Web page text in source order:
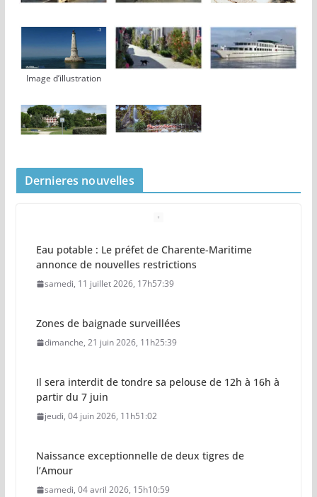
Image d’illustration
Dernieres nouvelles
Eau potable : Le préfet de Charente-Maritime
annonce de nouvelles restrictions
samedi, 11 juillet 2026, 17h57:39
Zones de baignade surveillées
dimanche, 21 juin 2026, 11h25:39
Il sera interdit de tondre sa pelouse de 12h à 16h à
partir du 7 juin
jeudi, 04 juin 2026, 11h51:02
Naissance exceptionnelle de deux tigres de
l’Amour
samedi, 04 avril 2026, 15h10:59